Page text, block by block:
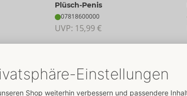
Plüsch-Penis
07818600000
UVP: 15,99 €